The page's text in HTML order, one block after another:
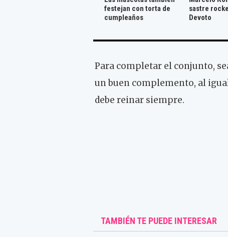
festejan con torta de
cumpleaños
sastre
Devoto
Para completar el conjunto,
un buen complemento, al
debe reinar siempre.
TAMBIÉN TE PUEDE INTERESAR